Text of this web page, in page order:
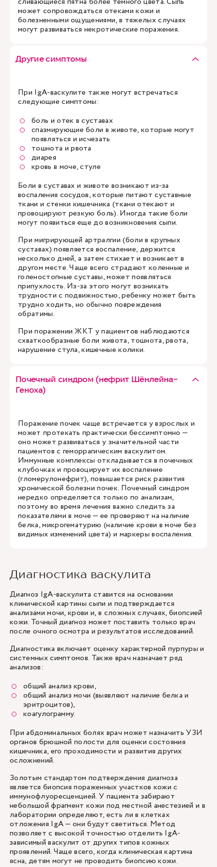
может сопровождаться отеками кожи и
болезненными ощущениями, в тяжелых случаях
могут развиваться некротические поражения.
Другие симптомы
При IgA-васкулите также могут встречаться
следующие симптомы:
боль и отек в суставах
спазмирующие боли в животе, которые могут
появляться и исчезать
тошнота и рвота
диарея
кровь в моче, стуле
Боли в суставах и животе возникают из-за
воспаления сосудов, которые питают суставные
ткани и стенки кишечника (ткани отекают и
провоцируют резкую боль). Иногда такие боли
могут появиться еще до возникновения сыпи.
При мигрирующей артралгии (боли в крупных
суставах) появляется воспаление, держится
несколько дней, а затем стихает и возникает в
другом месте. Чаще всего страдают коленные и
голеностопные суставы, может появляться
припухлость. Из-за этого могут возникать
трудности с подвижностью, ребенку может быть
трудно ходить, но обычно повреждения
обратимы.
При поражении ЖКТ у пациентов наблюдаются
схваткообразные боли живота, тошнота, рвота,
нарушение стула, кишечные колики.
Почечный синдром (нефрит Шёнлейна-
Геноха)
Поражение почек чаще встречается у взрослых и
может протекать практически бессимптомно —
оно может развиваться у значительной части
пациентов с геморрагическим васкулитом.
Иммунные комплексы откладывается в почечных
клубочках и провоцирует их воспаление
(гломерулонефрит), повышается риск развития
хронической болезни почек. Почечный синдром
нередко определяется только по анализам,
поэтому во время лечения важно следить за
показателями в моче — ее проверяют на наличие
белка, микрогематурию (наличие крови в моче без
видимых изменений цвета) и маркеры воспаления.
Диагностика васкулита
Диагноз IgA-васкулита ставится на основании
клинической картины сыпи и подтверждается
анализами мочи, крови и, в сложных случаях, биопсией
кожи. Точный диагноз может поставить только врач
после очного осмотра и результатов исследований.
Диагностика включает оценку характерной пурпуры и
системных симптомов. Также врач назначает ряд
анализов:
общий анализ крови,
общий анализ мочи (выявляют наличие белка и
эритроцитов),
коагулограмму.
При абдоминальных болях врач может назначить УЗИ
органов брюшной полости для оценки состояния
кишечника, его проходимости и развития других
осложнений.
Золотым стандартом подтверждения диагноза
является биопсия пораженных участков кожи с
иммунофлуоресценцией. У пациента забирают
небольшой фрагмент кожи под местной анестезией и в
лаборатории определяют, есть ли в клетках
отложения IgA — они будут светиться. Метод
позволяет с высокой точностью отделить IgA-
зависимый васкулит от других типов кожных
проявлений. Чаще всего, когда клиническая картина
ясна, детям могут не проводить биопсию кожи.